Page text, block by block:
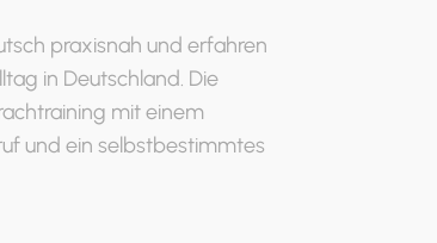
praxisnah und erfahren
in Deutschland. Die
mit einem
und ein selbstbestimmtes